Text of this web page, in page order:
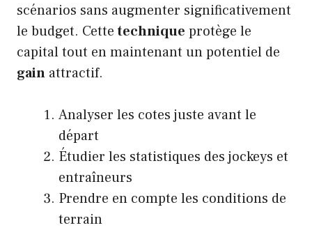
scénarios sans augmenter significativement
le budget. Cettetechnique protège le
capital tout en maintenant un potentiel de
gain attractif.
Analyser les cotes juste avant le
départ
Étudier les statistiques des jockeys et
entraîneurs
Prendre en compte les conditions de
terrain